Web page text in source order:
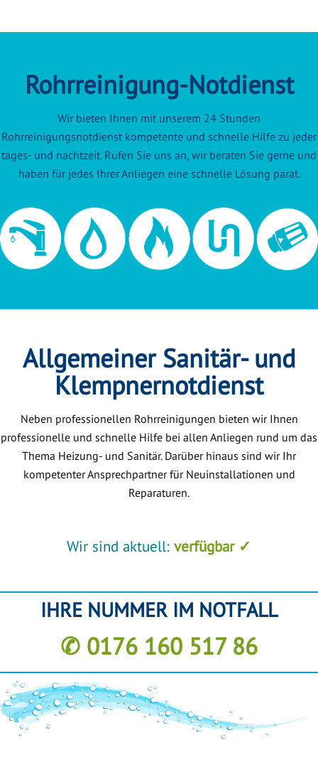
Rohrreinigung-Notdienst
Wir bieten Ihnen mit unserem 24 Stunden
Rohrreinigungsnotdienst kompetente und schnelle Hilfe zu jeder
tages- und nachtzeit. Rufen Sie uns an, wir beraten Sie gerne und
haben für jedes Ihrer Anliegen eine schnelle Lösung parat.
Allgemeiner Sanitär- und
Klempnernotdienst
Neben professionellen Rohrreinigungen bieten wir Ihnen
professionelle und schnelle Hilfe bei allen Anliegen rund um das
Thema Heizung- und Sanitär. Darüber hinaus sind wir Ihr
kompetenter Ansprechpartner für Neuinstallationen und
Reparaturen.
Wir sind aktuell: verfügbar ✓
IHRE NUMMER IM NOTFALL
✆ 0176 160 517 86